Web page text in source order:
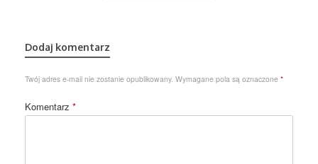
Dodaj komentarz
Twój adres e-mail nie zostanie opublikowany. Wymagane pola są oznaczone *
Komentarz *